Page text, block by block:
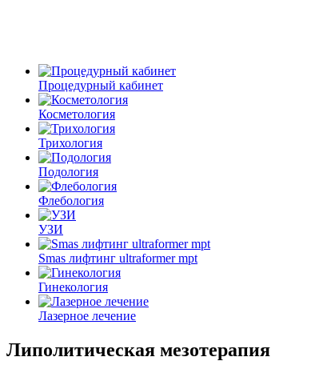
Процедурный кабинет
Косметология
Трихология
Подология
Флебология
УЗИ
Smas лифтинг ultraformer mpt
Гинекология
Лазерное лечение
Липолитическая мезотерапия